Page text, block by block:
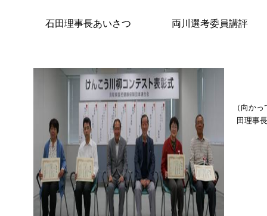
石田理事長あいさつ 両川選考委員講評
（向か
田理事